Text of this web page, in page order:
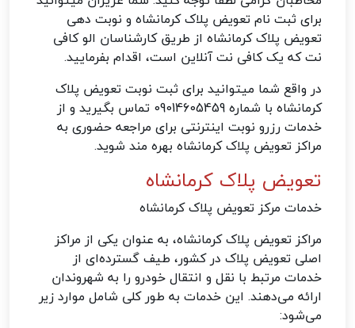
برای ثبت نام تعویض پلاک کرمانشاه و نوبت دهی
تعویض پلاک کرمانشاه از طریق کارشناسان الو کافی
نت که یک کافی نت آنلاین است، اقدام بفرمایید.
در واقع شما میتوانید برای ثبت نوبت تعویض پلاک
کرمانشاه با شماره 09014605459 تماس بگیرید و از
خدمات رزرو نوبت اینترنتی برای مراجعه حضوری به
مراکز تعویض پلاک کرمانشاه بهره مند شوید.
تعویض پلاک کرمانشاه
خدمات مرکز تعویض پلاک کرمانشاه
مراکز تعویض پلاک کرمانشاه، به عنوان یکی از مراکز
اصلی تعویض پلاک در کشور، طیف گسترده‌ای از
خدمات مرتبط با نقل و انتقال خودرو را به شهروندان
ارائه می‌دهند. این خدمات به طور کلی شامل موارد زیر
می‌شود: